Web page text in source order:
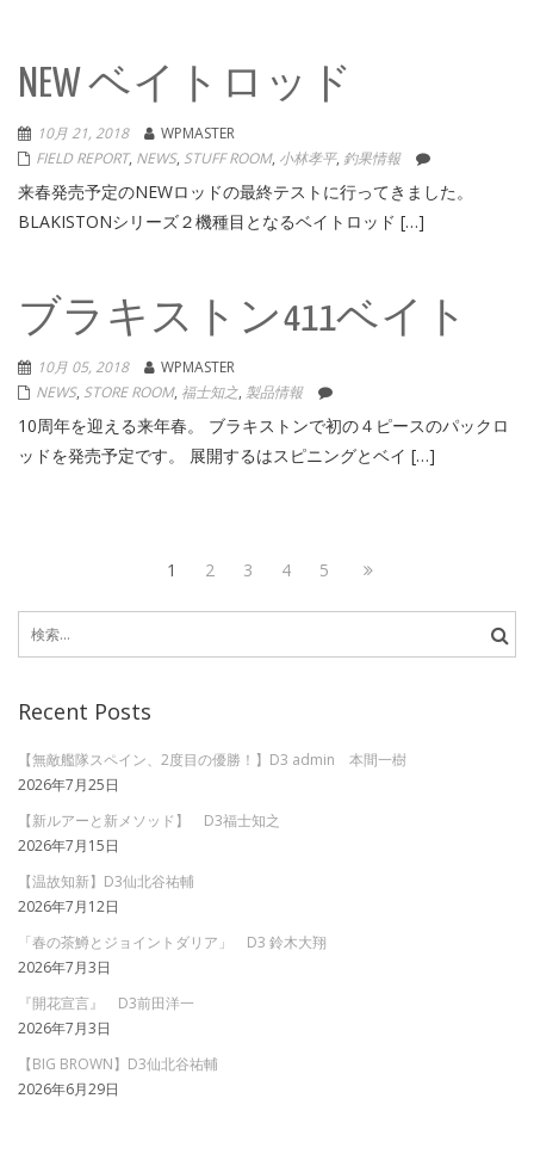
NEW ベイトロッド
10月 21, 2018
WPMASTER
FIELD REPORT, NEWS, STUFF ROOM, 小林孝平, 釣果情報
来春発売予定のNEWロッドの最終テストに行ってきました。
BLAKISTONシリーズ２機種目となるベイトロッド […]
ブラキストン411ベイト
10月 05, 2018
WPMASTER
NEWS, STORE ROOM, 福士知之, 製品情報
10周年を迎える来年春。 ブラキストンで初の４ピースのパックロ
ッドを発売予定です。 展開するはスピニングとベイ […]
投
稿
ナ
ー
シ
ン
Page
1 Page
2 Page
3 Page
4 Page
5
Next
索:
Recent Posts
【無敵艦隊スペイン、2度目の優勝！】D3 admin 本間一樹
2026年7月25日
【新ルアーと新メソッド】 D3福士知之
2026年7月15日
【温故知新】D3仙北谷祐輔
2026年7月12日
「春の茶鱒とジョイントダリア」 D3 鈴木大翔
2026年7月3日
『開花宣言』 D3前田洋一
2026年7月3日
【BIG BROWN】D3仙北谷祐輔
2026年6月29日